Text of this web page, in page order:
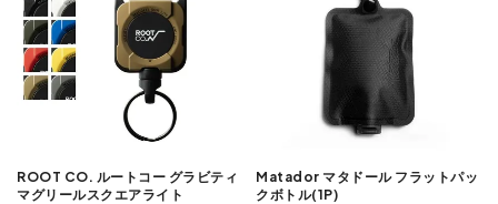
ROOT CO. ルートコー グラビティ
マグリールスクエアライト
Matador マタドール フラットパッ
クボトル(1P)